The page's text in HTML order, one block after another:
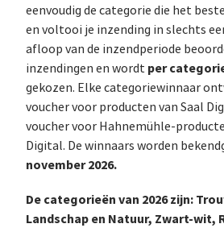
eenvoudig de categorie die het
en voltooi je inzending in slechts
afloop van de inzendperiode
inzendingen en wordt per
gekozen. Elke categoriewinnaar
voucher voor producten van Saal
voucher voor Hahnemühle-
Digital. De winnaars worden
november 2026.
De categorieën van 2026 zijn:
Landschap en Natuur, Zwart-wit,